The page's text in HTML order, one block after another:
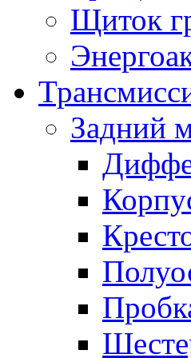
Щиток
Задний